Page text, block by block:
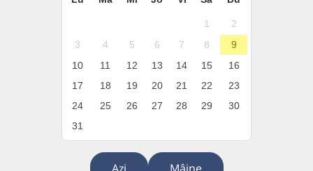
1
2
3
4 5 6 7 8
9
10
11 12 13 14 15
16
17
18 19 20 21 22
23
24
25 26 27 28 29
30
31